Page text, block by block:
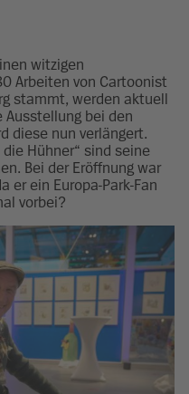
witzigen
Arbeiten von Cartoonist
stammt, werden aktuell
Ausstellung bei den
diese nun verlängert.
Hühner“ sind seine
Bei der Eröffnung war
er ein Europa-Park-Fan
vorbei?